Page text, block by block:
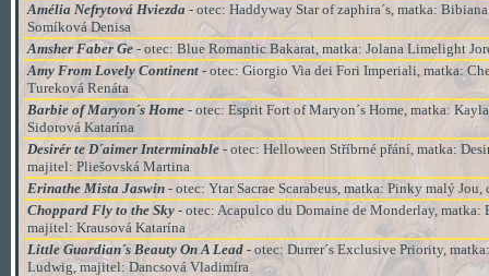
Amélia Nefrytová Hviezda - otec: Haddyway Star of zaphira´s, matka: Bibiana
Somíková Denisa
Amsher Faber Ge - otec: Blue Romantic Bakarat, matka: Jolana Limelight
Amy From Lovely Continent - otec: Giorgio Via dei Fori Imperiali, matka:
Tureková Renáta
Barbie of Maryon´s Home - otec: Esprit Fort of Maryon´s Home, matka:
Sidorová Katarína
Desirér te D´aimer Interminable - otec: Helloween Stříbrné přání, matka:
majitel: Pliešovská Martina
Erinathe Mista Jaswin - otec: Ytar Sacrae Scarabeus, matka: Pinky malý Jou,
Choppard Fly to the Sky - otec: Acapulco du Domaine de Monderlay, matka:
majitel: Krausová Katarína
Little Guardian´s Beauty On A Lead - otec: Durrer´s Exclusive Priority, matka:
Ludwig, majitel:Dancsová Vladimíra